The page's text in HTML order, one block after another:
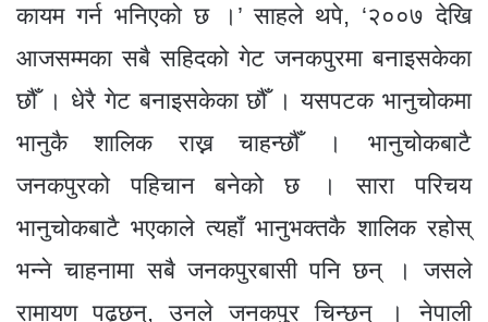
कायम गर्न भनिएको छ ।’ साहले थपे, ‘२००७ देखि
आजसम्मका सबै सहिदको गेट जनकपुरमा बनाइसकेका
छौँ । धेरै गेट बनाइसकेका छौँ । यसपटक भानुचोकमा
भानुकै शालिक राख्न चाहन्छौँ । भानुचोकबाटै
जनकपुरको पहिचान बनेको छ । सारा परिचय
भानुचोकबाटै भएकाले त्यहाँ भानुभक्तकै शालिक रहोस्
भन्ने चाहनामा सबै जनकपुरबासी पनि छन् । जसले
रामायण पढ्छन्, उनले जनकपुर चिन्छन् । नेपाली